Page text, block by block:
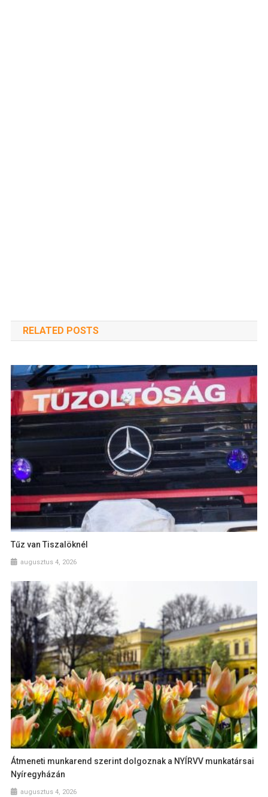
RELATED POSTS
Tűz van Tiszalöknél
augusztus 4, 2026
Átmeneti munkarend szerint dolgoznak a NYÍRVV munkatársai
Nyíregyházán
augusztus 4, 2026